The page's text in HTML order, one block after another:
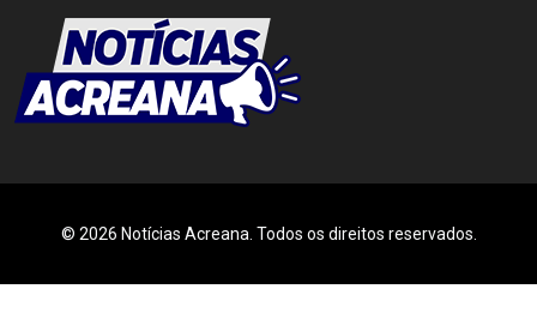
© 2026 Notícias Acreana. Todos os direitos reservados.